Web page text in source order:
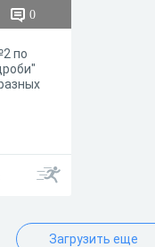
0
по
Загрузить еще